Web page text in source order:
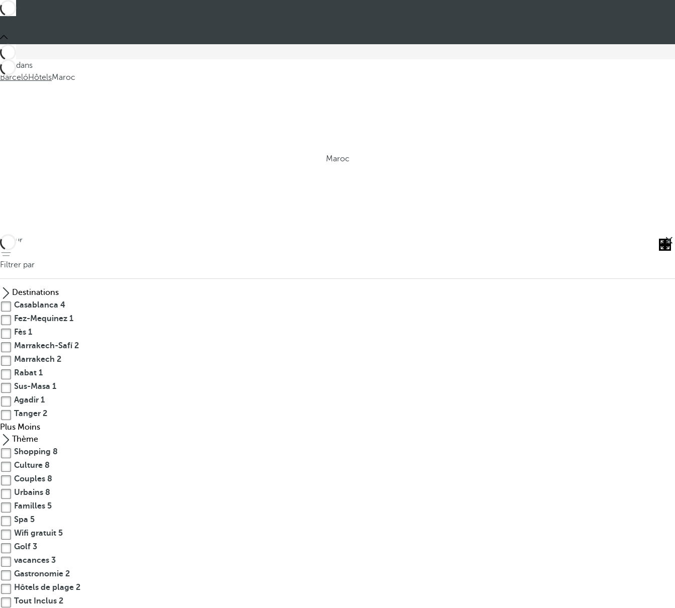
Ces dans
BarcelóHôtelsMaroc
Maroc
retour
Filtrer par
Destinations
Casablanca 4
Fez-Mequinez 1
Fès 1
Marrakech-Safí2
Marrakech 2
Rabat 1
Sus-Masa 1
Agadir 1
Tanger 2
Plus Moins
Thème
Shopping 8
Culture 8
Couples 8
Urbains 8
Familles 5
Spa 5
Wifi gratuit 5
Golf 3
vacances 3
Gastronomie 2
Hôtels de plage 2
Tout Inclus 2